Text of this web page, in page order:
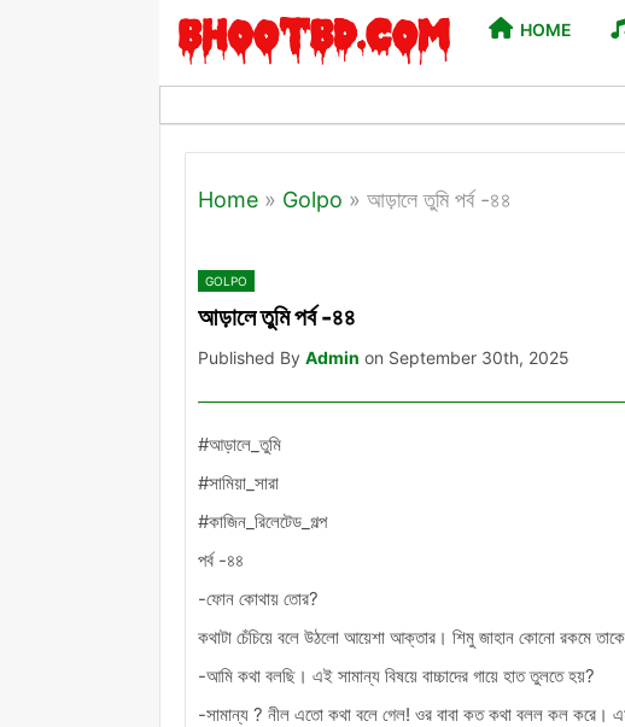
HOME
Home » Golpo » আড়ালে তুমি পর্ব -৪৪
GOLPO
আড়ালে তুমি পর্ব -৪৪
Published By Admin on September 30th, 2025
#আড়ালে_তুমি
#সামিয়া_সারা
#কাজিন_রিলেটেড_গল্প
পর্ব -৪৪
-ফোন কোথায় তোর?
কথাটা চেঁচিয়ে বলে উঠলো আয়েশা আক্তার। শিমু জাহান কোনো রকমে তাকে
-আমি কথা বলছি। এই সামান্য বিষয়ে বাচ্চাদের গায়ে হাত তুলতে হয়?
-সামান্য ? নীল এতো কথা বলে গেল! ওর বাবা কত কথা বলল কল করে।